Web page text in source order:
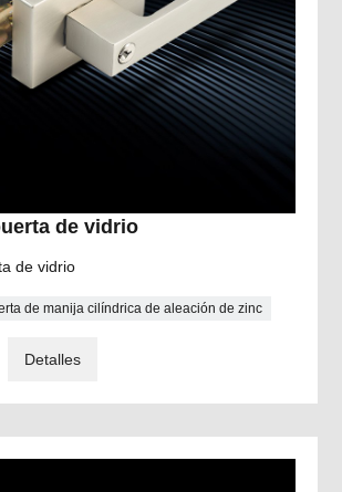
de vidrio
de vidrio
de manija cilíndrica de aleación de zinc
Detalles